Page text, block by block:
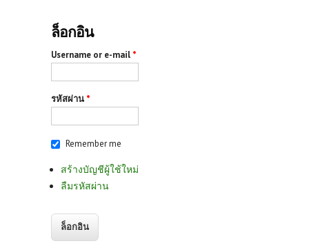
ล็อกอิน
Username or e-mail *
รหัสผ่าน *
Remember me
สร้างบัญชีผู้ใช้ใหม่
ลืมรหัสผ่าน